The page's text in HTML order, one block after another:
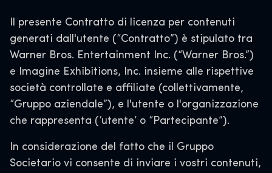
Il presente Contratto di licenza per contenuti
generati dall'utente (“Contratto”) è stipulato tra
Warner Bros. Entertainment Inc. (“Warner Bros.”)
e Imagine Exhibitions, Inc. insieme alle rispettive
società controllate e affiliate (collettivamente,
“Gruppo aziendale”), e l'utente o l'organizzazione
che rappresenta (‘utente’ o “Partecipante”).
In considerazione del fatto che il Gruppo
Societario vi consente di inviare i vostri contenuti,